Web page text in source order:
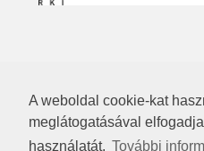
A weboldal cookie-kat
meglátogatásával
használatát. További